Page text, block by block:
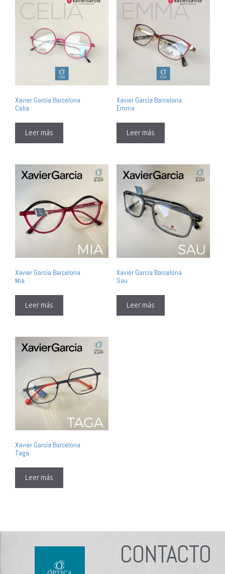
Xavier García Barcelona
Celia
Leer más
Xavier García Barcelona
Emma
Leer más
Xavier García Barcelona
Mia
Leer más
Xavier García Barcelona
Sau
Leer más
Xavier García Barcelona
Taga
Leer más
CONTACTO